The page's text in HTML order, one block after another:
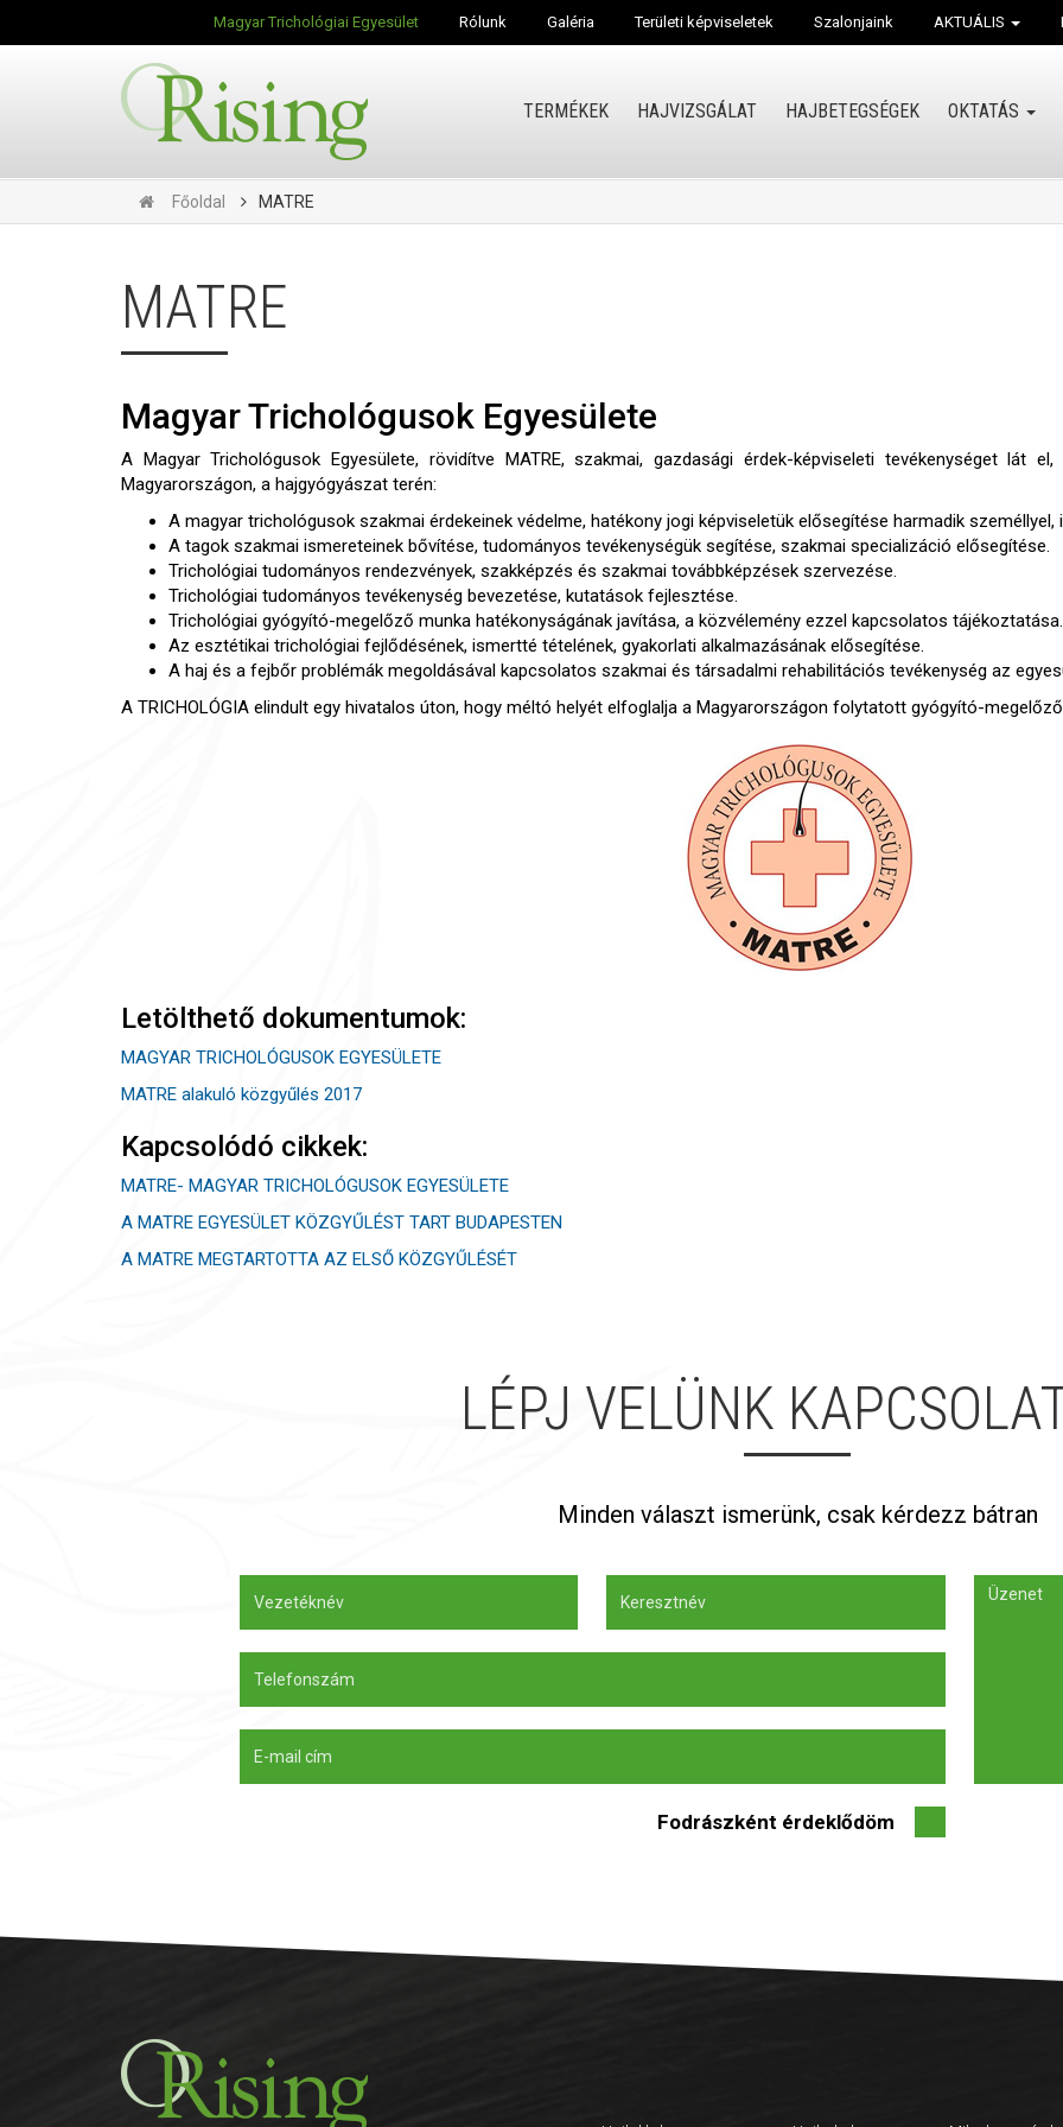
Magyar Trichológiai Egyesület Rólunk Galéria Területi képviseletek Szalonjaink AKTUÁLIS
TERMÉKEK HAJVIZSGÁLAT HAJBETEGSÉGEK OKTATÁS
Főoldal MATRE
MATRE
Magyar Trichológusok Egyesülete
A Magyar Trichológusok Egyesülete, rövidítve MATRE, szakmai, gazdasági érdek-képviseleti tevékenységet lát
Magyarországon, a hajgyógyászat terén:
A magyar trichológusok szakmai érdekeinek védelme, hatékony jogi képviseletük elősegítése harmadik
A tagok szakmai ismereteinek bővítése, tudományos tevékenységük segítése, szakmai specializáció elősegítése.
Trichológiai tudományos rendezvények, szakképzés és szakmai továbbképzések szervezése.
Trichológiai tudományos tevékenység bevezetése, kutatások fejlesztése.
Trichológiai gyógyító-megelőző munka hatékonyságának javítása, a közvélemény ezzel kapcsolatos tájékoztatása.
Az esztétikai trichológiai fejlődésének, ismertté tételének, gyakorlati alkalmazásának elősegítése.
A haj és a fejbőr problémák megoldásával kapcsolatos szakmai és társadalmi rehabilitációs tevékenység az
A TRICHOLÓGIA elindult egy hivatalos úton, hogy méltó helyét elfoglalja a Magyarországon folytatott gyógyító-
Letölthető dokumentumok:
MAGYAR TRICHOLÓGUSOK EGYESÜLETE
MATRE alakuló közgyűlés 2017
Kapcsolódó cikkek:
MATRE- MAGYAR TRICHOLÓGUSOK EGYESÜLETE
A MATRE EGYESÜLET KÖZGYŰLÉST TART BUDAPESTEN
A MATRE MEGTARTOTTA AZ ELSŐ KÖZGYŰLÉSÉT
LÉPJ VELÜNK
Minden választ ismerünk, csak kérdezz bátran
Fodrászként érdeklődöm